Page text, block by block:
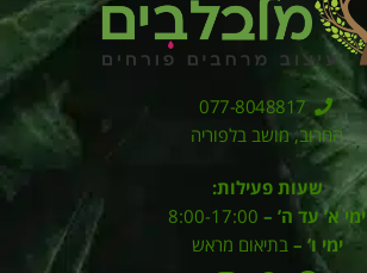
077-8048817
החרוב, מושב בלפוריה
שעות פעילות:
ימי א’ עד ה’ –
ימי ו’ – בתיאום מראש